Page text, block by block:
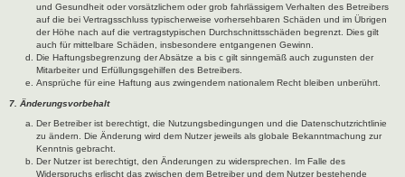
und Gesundheit oder vorsätzlichem oder grob fahrlässigem Verhalten des Betreibers
auf die bei Vertragsschluss typischerweise vorhersehbaren Schäden und im Übrigen
der Höhe nach auf die vertragstypischen Durchschnittsschäden begrenzt. Dies gilt
auch für mittelbare Schäden, insbesondere entgangenen Gewinn.
Die Haftungsbegrenzung der Absätze a bis c gilt sinngemäß auch zugunsten der
Mitarbeiter und Erfüllungsgehilfen des Betreibers.
Ansprüche für eine Haftung aus zwingendem nationalem Recht bleiben unberührt.
7. Änderungsvorbehalt
Der Betreiber ist berechtigt, die Nutzungsbedingungen und die Datenschutzrichtlinie
zu ändern. Die Änderung wird dem Nutzer jeweils als globale Bekanntmachung zur
Kenntnis gebracht.
Der Nutzer ist berechtigt, den Änderungen zu widersprechen. Im Falle des
Widerspruchs erlischt das zwischen dem Betreiber und dem Nutzer bestehende